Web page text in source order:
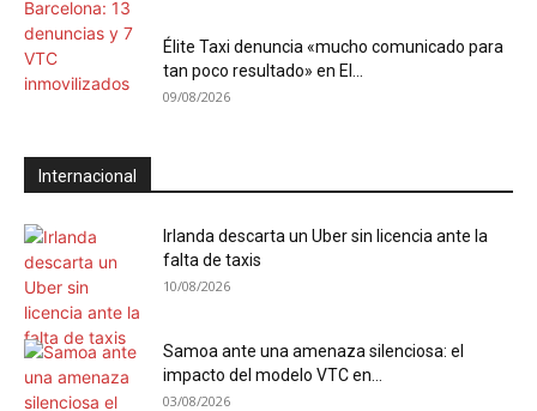
Élite Taxi denuncia «mucho comunicado para
tan poco resultado» en El...
09/08/2026
Internacional
Irlanda descarta un Uber sin licencia ante la
falta de taxis
10/08/2026
Samoa ante una amenaza silenciosa: el
impacto del modelo VTC en...
03/08/2026